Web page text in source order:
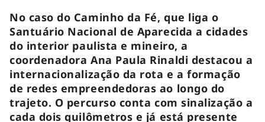
No caso do Caminho da Fé, que liga o
Santuário Nacional de Aparecida a cidades
do interior paulista e mineiro, a
coordenadora Ana Paula Rinaldi destacou a
internacionalização da rota e a formação
de redes empreendedoras ao longo do
trajeto. O percurso conta com sinalização a
cada dois quilômetros e já está presente